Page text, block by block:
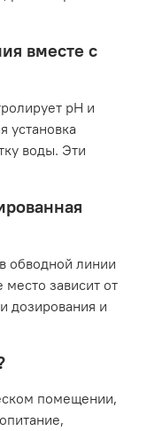
вместе с
pH и
установка
воды. Эти
обводной линии
зависит от
дозирования и
помещении,